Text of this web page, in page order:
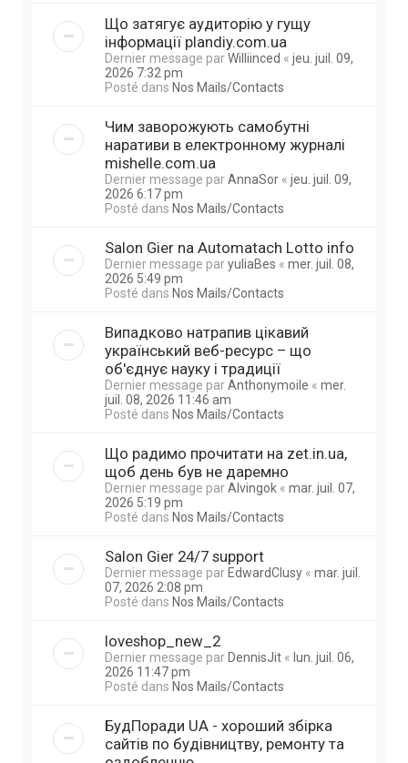
Що затягує аудиторію у гущу
інформації plandiy.com.ua
Dernier message parWilliinced « jeu. juil. 09,
2026 7:32 pm
Posté dans Nos Mails/Contacts
Чим заворожують самобутні
наративи в електронному журналі
mishelle.com.ua
Dernier message parAnnaSor « jeu. juil. 09,
2026 6:17 pm
Posté dans Nos Mails/Contacts
Salon Gier na Automatach Lotto info
Dernier message paryuliaBes « mer. juil. 08,
2026 5:49 pm
Posté dans Nos Mails/Contacts
Випадково натрапив цікавий
український веб-ресурс – що
об'єднує науку і традиції
Dernier message parAnthonymoile « mer.
juil. 08, 2026 11:46 am
Posté dans Nos Mails/Contacts
Що радимо прочитати на zet.in.ua,
щоб день був не даремно
Dernier message parAlvingok « mar. juil. 07,
2026 5:19 pm
Posté dans Nos Mails/Contacts
Salon Gier 24/7 support
Dernier message par EdwardClusy « mar. juil.
07, 2026 2:08 pm
Posté dans Nos Mails/Contacts
loveshop_new_2
Dernier message par DennisJit « lun. juil. 06,
2026 11:47 pm
Posté dans Nos Mails/Contacts
БудПоради UA - хороший збірка
сайтів по будівництву, ремонту та